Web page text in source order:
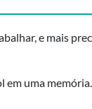
e mais
uma memória.